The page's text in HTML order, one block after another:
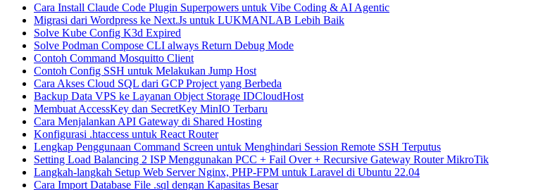
Cara Install Claude Code Plugin Superpowers untuk Vibe Coding & AI Agentic
Migrasi dari Wordpress ke Next.Js untuk LUKMANLAB Lebih Baik
Solve Kube Config K3d Expired
Solve Podman Compose CLI always Return Debug Mode
Contoh Command Mosquitto Client
Contoh Config SSH untuk Melakukan Jump Host
Cara Akses Cloud SQL dari GCP Project yang Berbeda
Backup Data VPS ke Layanan Object Storage IDCloudHost
Membuat AccessKey dan SecretKey MinIO Terbaru
Cara Menjalankan API Gateway di Shared Hosting
Konfigurasi .htaccess untuk React Router
Lengkap Penggunaan Command Screen untuk Menghindari Session Remote SSH Terputus
Setting Load Balancing 2 ISP Menggunakan PCC + Fail Over + Recursive Gateway Router MikroTik
Langkah-langkah Setup Web Server Nginx, PHP-FPM untuk Laravel di Ubuntu 22.04
Cara Import Database File .sql dengan Kapasitas Besar